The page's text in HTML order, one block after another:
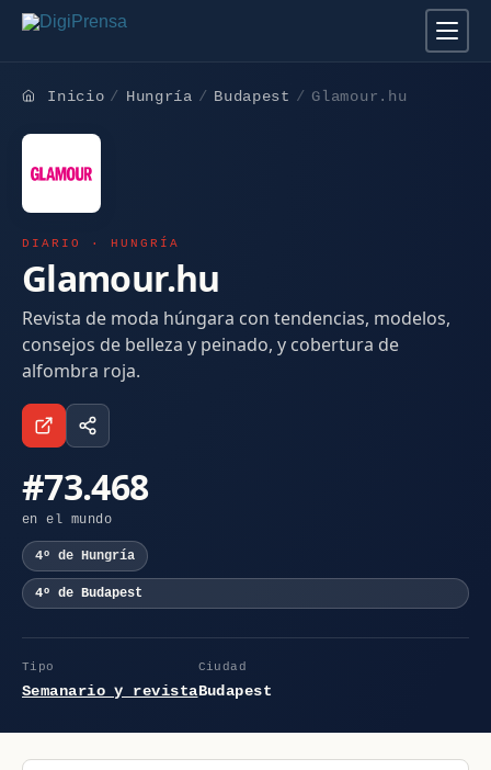
Inicio Hungría Budapest Glamour.hu
DIARIO · HUNGRÍA
Glamour.hu
Revista de moda húngara con tendencias, modelos,
consejos de belleza y peinado, y cobertura de
alfombra roja.
#73.468
en el mundo
4º de Hungría
4º de Budapest
Tipo
Semanario y revista
Ciudad
Budapest